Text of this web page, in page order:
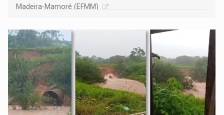
Madeira-Mamoré (EFMM)